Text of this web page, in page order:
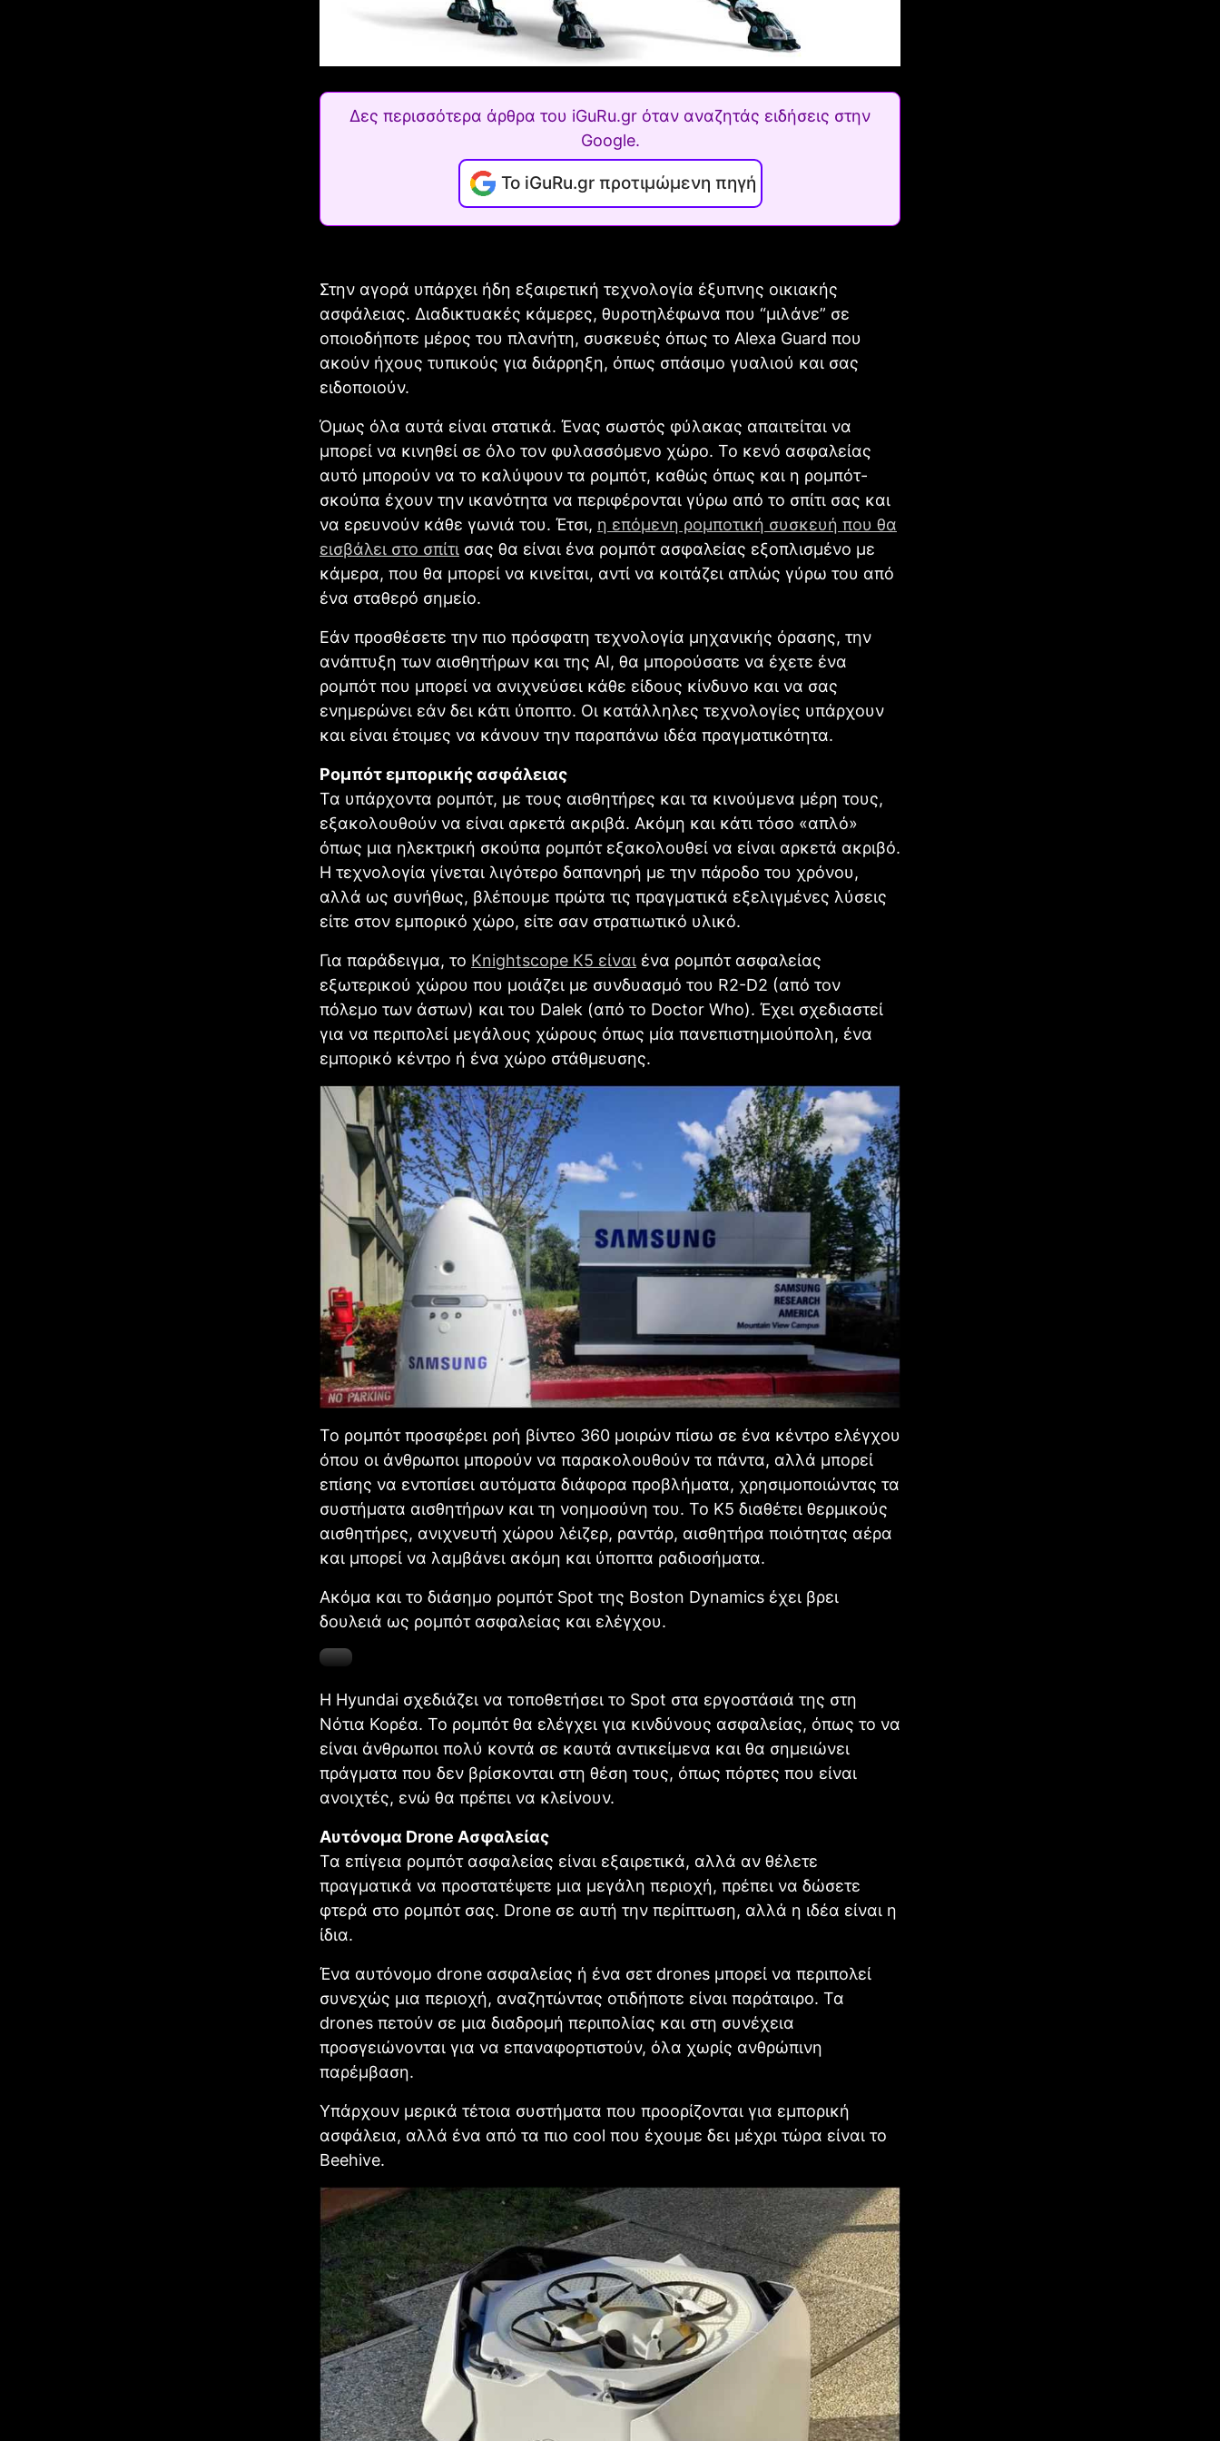
Δες περισσότερα άρθρα του iGuRu.gr όταν αναζητάς ειδήσεις στην
Google.
Το iGuRu.gr προτιμώμενη πηγή
Στην αγορά υπάρχει ήδη εξαιρετική τεχνολογία έξυπνης οικιακής
ασφάλειας. Διαδικτυακές κάμερες, θυροτηλέφωνα που “μιλάνε” σε
οποιοδήποτε μέρος του πλανήτη, συσκευές όπως το Alexa Guard που
ακούν ήχους τυπικούς για διάρρηξη, όπως σπάσιμο γυαλιού και σας
ειδοποιούν.
Όμως όλα αυτά είναι στατικά. Ένας σωστός φύλακας απαιτείται να
μπορεί να κινηθεί σε όλο τον φυλασσόμενο χώρο. Το κενό ασφαλείας
αυτό μπορούν να το καλύψουν τα ρομπότ, καθώς όπως και η ρομπότ-
σκούπα έχουν την ικανότητα να περιφέρονται γύρω από το σπίτι σας και
να ερευνούν κάθε γωνιά του. Έτσι, η επόμενη ρομποτική συσκευή που θα
εισβάλει στο σπίτι σας θα είναι ένα ρομπότ ασφαλείας εξοπλισμένο με
κάμερα, που θα μπορεί να κινείται, αντί να κοιτάζει απλώς γύρω του από
ένα σταθερό σημείο.
Εάν προσθέσετε την πιο πρόσφατη τεχνολογία μηχανικής όρασης, την
ανάπτυξη των αισθητήρων και της ΑΙ, θα μπορούσατε να έχετε ένα
ρομπότ που μπορεί να ανιχνεύσει κάθε είδους κίνδυνο και να σας
ενημερώνει εάν δει κάτι ύποπτο. Οι κατάλληλες τεχνολογίες υπάρχουν
και είναι έτοιμες να κάνουν την παραπάνω ιδέα πραγματικότητα.
Ρομπότ εμπορικής ασφάλειας
Τα υπάρχοντα ρομπότ, με τους αισθητήρες και τα κινούμενα μέρη τους,
εξακολουθούν να είναι αρκετά ακριβά. Ακόμη και κάτι τόσο «απλό»
όπως μια ηλεκτρική σκούπα ρομπότ εξακολουθεί να είναι αρκετά ακριβό.
Η τεχνολογία γίνεται λιγότερο δαπανηρή με την πάροδο του χρόνου,
αλλά ως συνήθως, βλέπουμε πρώτα τις πραγματικά εξελιγμένες λύσεις
είτε στον εμπορικό χώρο, είτε σαν στρατιωτικό υλικό.
Για παράδειγμα, το Knightscope K5 είναι ένα ρομπότ ασφαλείας
εξωτερικού χώρου που μοιάζει με συνδυασμό του R2-D2 (από τον
πόλεμο των άστων) και του Dalek (από το Doctor Who). Έχει σχεδιαστεί
για να περιπολεί μεγάλους χώρους όπως μία πανεπιστημιούπολη, ένα
εμπορικό κέντρο ή ένα χώρο στάθμευσης.
Το ρομπότ προσφέρει ροή βίντεο 360 μοιρών πίσω σε ένα κέντρο ελέγχου
όπου οι άνθρωποι μπορούν να παρακολουθούν τα πάντα, αλλά μπορεί
επίσης να εντοπίσει αυτόματα διάφορα προβλήματα, χρησιμοποιώντας τα
συστήματα αισθητήρων και τη νοημοσύνη του. Το K5 διαθέτει θερμικούς
αισθητήρες, ανιχνευτή χώρου λέιζερ, ραντάρ, αισθητήρα ποιότητας αέρα
και μπορεί να λαμβάνει ακόμη και ύποπτα ραδιοσήματα.
Ακόμα και το διάσημο ρομπότ Spot της Boston Dynamics έχει βρει
δουλειά ως ρομπότ ασφαλείας και ελέγχου.
Η Hyundai σχεδιάζει να τοποθετήσει το Spot στα εργοστάσιά της στη
Νότια Κορέα. Το ρομπότ θα ελέγχει για κινδύνους ασφαλείας, όπως το να
είναι άνθρωποι πολύ κοντά σε καυτά αντικείμενα και θα σημειώνει
πράγματα που δεν βρίσκονται στη θέση τους, όπως πόρτες που είναι
ανοιχτές, ενώ θα πρέπει να κλείνουν.
Αυτόνομα Drone Ασφαλείας
Τα επίγεια ρομπότ ασφαλείας είναι εξαιρετικά, αλλά αν θέλετε
πραγματικά να προστατέψετε μια μεγάλη περιοχή, πρέπει να δώσετε
φτερά στο ρομπότ σας. Drone σε αυτή την περίπτωση, αλλά η ιδέα είναι η
ίδια.
Ένα αυτόνομο drone ασφαλείας ή ένα σετ drones μπορεί να περιπολεί
συνεχώς μια περιοχή, αναζητώντας οτιδήποτε είναι παράταιρο. Τα
drones πετούν σε μια διαδρομή περιπολίας και στη συνέχεια
προσγειώνονται για να επαναφορτιστούν, όλα χωρίς ανθρώπινη
παρέμβαση.
Υπάρχουν μερικά τέτοια συστήματα που προορίζονται για εμπορική
ασφάλεια, αλλά ένα από τα πιο cool που έχουμε δει μέχρι τώρα είναι το
Beehive.